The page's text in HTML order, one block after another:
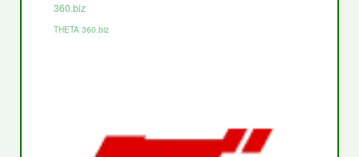
360.biz
THETA 360.biz